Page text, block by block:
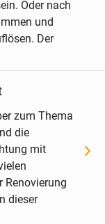
Oder nach
und
Der
zum Thema
die
mit
Renovierung
dieser